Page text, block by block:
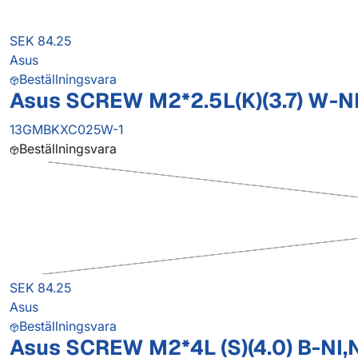
SEK 84.25
Asus
Beställningsvara
Asus SCREW M2*2.5L(K)(3.7) W-
13GMBKXC025W-1
Beställningsvara
SEK 84.25
Asus
Beställningsvara
Asus SCREW M2*4L (S)(4.0) B-